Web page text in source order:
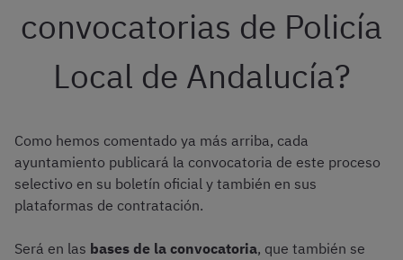
convocatorias de Policía
Local de Andalucía?
Como hemos comentado ya más arriba, cada
ayuntamiento publicará la convocatoria de este proceso
selectivo en su boletín oficial y también en sus
plataformas de contratación.
Será en las bases de la convocatoria, que también se